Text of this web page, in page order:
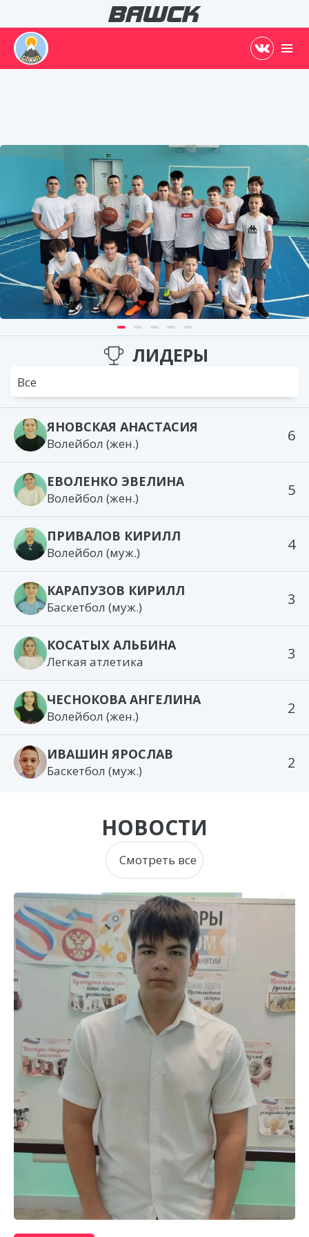
ЛИДЕРЫ
Все
ЯНОВСКАЯ АНАСТАСИЯ
Волейбол (жен.) 6
ЕВОЛЕНКО ЭВЕЛИНА
Волейбол (жен.) 5
ПРИВАЛОВ КИРИЛЛ
Волейбол (муж.) 4
КАРАПУЗОВ КИРИЛЛ
Баскетбол (муж.) 3
КОСАТЫХ АЛЬБИНА
Легкая атлетика 3
ЧЕСНОКОВА АНГЕЛИНА
Волейбол (жен.) 2
ИВАШИН ЯРОСЛАВ
Баскетбол (муж.) 2
НОВОСТИ
Смотреть все